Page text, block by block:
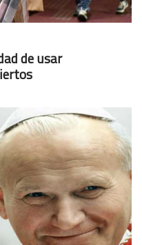
de usar